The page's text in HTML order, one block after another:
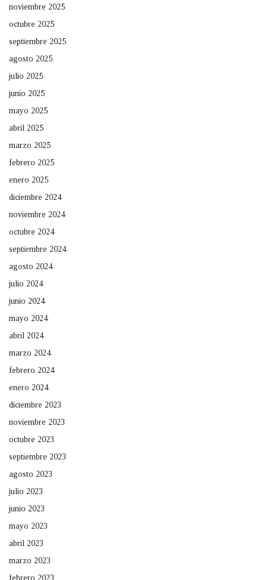
noviembre 2025
octubre 2025
septiembre 2025
agosto 2025
julio 2025
junio 2025
mayo 2025
abril 2025
marzo 2025
febrero 2025
enero 2025
diciembre 2024
noviembre 2024
octubre 2024
septiembre 2024
agosto 2024
julio 2024
junio 2024
mayo 2024
abril 2024
marzo 2024
febrero 2024
enero 2024
diciembre 2023
noviembre 2023
octubre 2023
septiembre 2023
agosto 2023
julio 2023
junio 2023
mayo 2023
abril 2023
marzo 2023
febrero 2023